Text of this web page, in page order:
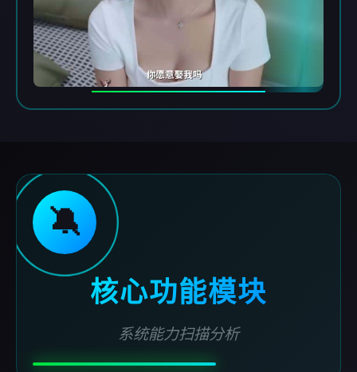
🔕
核心功能模块
系统能力扫描分析